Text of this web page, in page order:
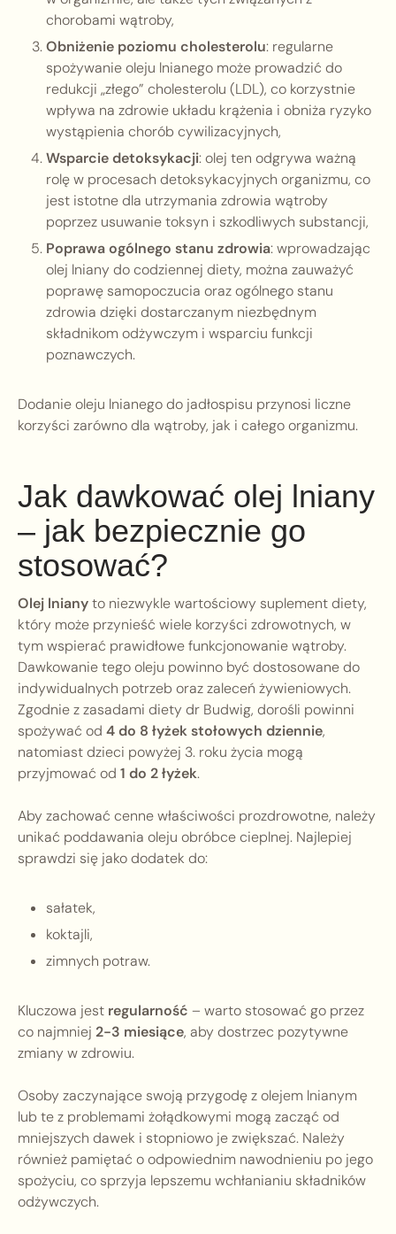
chorobami wątroby,
Obniżenie poziomu cholesterolu: regularne
spożywanie oleju lnianego może prowadzić do
redukcji „złego” cholesterolu (LDL), co korzystnie
wpływa na zdrowie układu krążenia i obniża ryzyko
wystąpienia chorób cywilizacyjnych,
Wsparcie detoksykacji: olej ten odgrywa ważną
rolę w procesach detoksykacyjnych organizmu, co
jest istotne dla utrzymania zdrowia wątroby
poprzez usuwanie toksyn i szkodliwych substancji,
Poprawa ogólnego stanu zdrowia: wprowadzając
olej lniany do codziennej diety, można zauważyć
poprawę samopoczucia oraz ogólnego stanu
zdrowia dzięki dostarczanym niezbędnym
składnikom odżywczym i wsparciu funkcji
poznawczych.
Dodanie oleju lnianego do jadłospisu przynosi liczne
korzyści zarówno dla wątroby, jak i całego organizmu.
Jak dawkować olej lniany
– jak bezpiecznie go
stosować?
Olej lnianyto niezwykle wartościowy suplement diety,
który może przynieść wiele korzyści zdrowotnych, w
tym wspierać prawidłowe funkcjonowanie wątroby.
Dawkowanie tego oleju powinno być dostosowane do
indywidualnych potrzeb oraz zaleceń żywieniowych.
Zgodnie z zasadami diety dr Budwig, dorośli powinni
spożywać od 4 do 8 łyżek stołowych dziennie,
natomiast dzieci powyżej 3. roku życia mogą
przyjmować od 1 do 2 łyżek.
Aby zachować cenne właściwości prozdrowotne, należy
unikać poddawania oleju obróbce cieplnej. Najlepiej
sprawdzi się jako dodatek do:
sałatek,
koktajli,
zimnych potraw.
Kluczowa jest regularność – warto stosować go przez
co najmniej 2-3 miesiące, aby dostrzec pozytywne
zmiany w zdrowiu.
Osoby zaczynające swoją przygodę z olejem lnianym
lub te z problemami żołądkowymi mogą zacząć od
mniejszych dawek i stopniowo je zwiększać. Należy
również pamiętać o odpowiednim nawodnieniu po jego
spożyciu, co sprzyja lepszemu wchłanianiu składników
odżywczych.